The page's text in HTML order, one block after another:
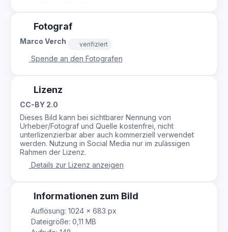
Fotograf
Marco Verch verifiziert
Spende an den Fotografen
Lizenz
CC-BY 2.0
Dieses Bild kann bei sichtbarer Nennung von
Urheber/Fotograf und Quelle kostenfrei, nicht
unterlizenzierbar aber auch kommerziell verwendet
werden. Nutzung in Social Media nur im zulässigen
Rahmen der Lizenz.
Details zur Lizenz anzeigen
Informationen zum Bild
Auflösung: 1024 × 683 px
Dateigröße: 0,11 MB